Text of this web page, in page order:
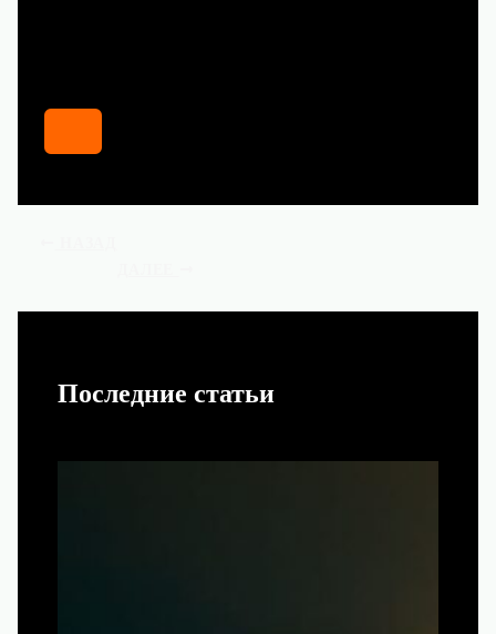
Последние статьи